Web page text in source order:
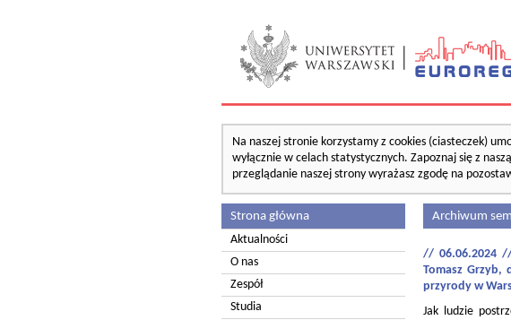
Na naszej stronie korzystamy z cookies (ciasteczek)
wyłącznie w celach statystycznych. Zapoznaj się z naszą
przeglądanie naszej strony wyrażasz zgodę na
Strona główna
Aktualności
O nas
Zespół
Studia
Archiwum
// 06.06.2024
Tomasz Grzyb,
przyrody w
Jak ludzie